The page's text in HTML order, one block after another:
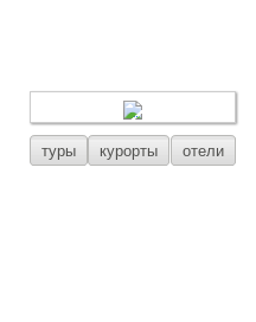
туры курорты отели